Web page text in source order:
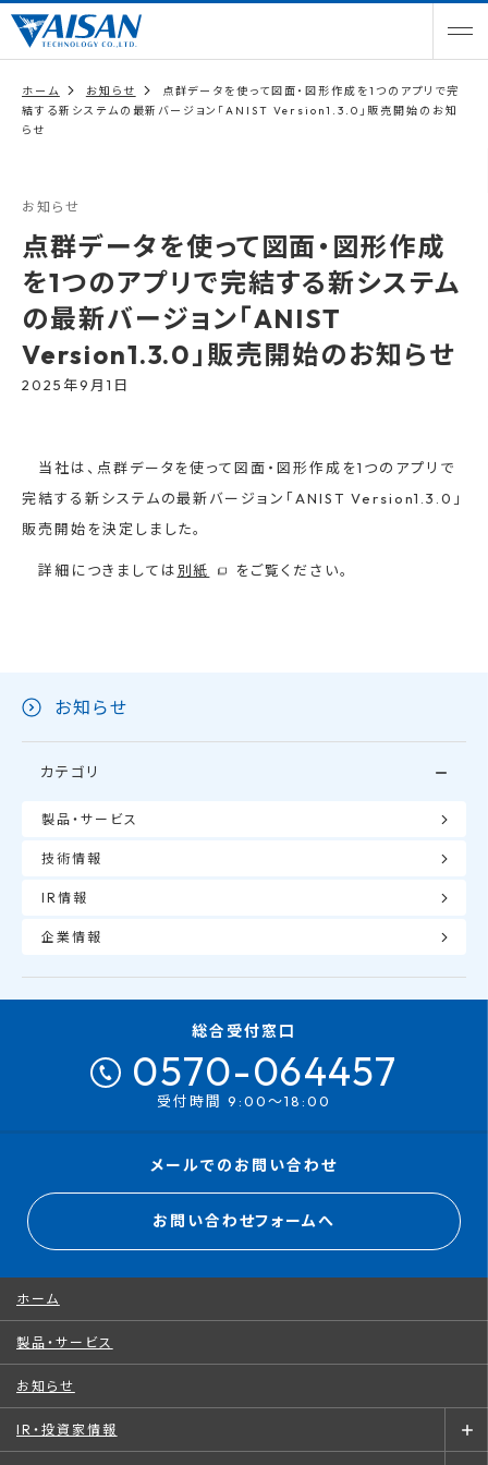
ホーム お知らせ
点群データを使って図面・図形作成を1つのアプリで完
結する新システムの最新バージョン「ANIST Version1.3.0」販売開始のお知
らせ
お知らせ
点群データを使って図面・図形作成
を1つのアプリで完結する新システム
の最新バージョン「ANIST
Version1.3.0」販売開始のお知らせ
2025年9月1日
当社は、点群データを使って図面・図形作成を1つのアプリで
完結する新システムの最新バージョン「ANIST Version1.3.0」
販売開始を決定しました。
詳細につきましては 別紙 をご覧ください。
お知らせ
カテゴリ
製品・サービス
技術情報
IR情報
企業情報
総合受付窓口
0570-064457
受付時間 9:00～18:00
メールでのお問い合わせ
お問い合わせフォームへ
ホーム
製品・サービス
お知らせ
IR・投資家情報